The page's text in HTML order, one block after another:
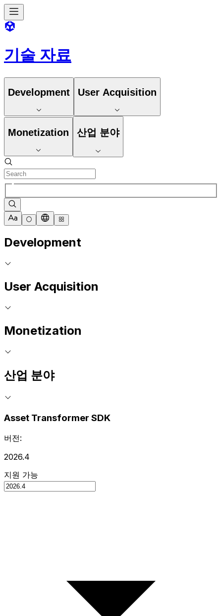
기술 자료
Development User Acquisition
Monetization 산업 분야
Development
User Acquisition
Monetization
산업 분야
Asset Transformer SDK
버전:
2026.4
지원 가능